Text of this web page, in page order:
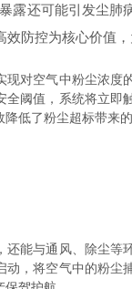
还可能引发尘肺病
防控为核心价值
空气中粉尘浓度
阈值，系统将立
低了粉尘超标带来的
与通风、除尘等
，将空气中的粉尘